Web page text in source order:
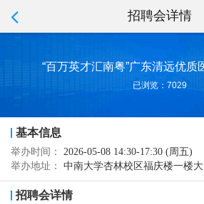
招聘会详情
“百万英才汇南粤”广东清远优质
已浏览：7029
基本信息
举办时间：
2026-05-08 14:30-17:30 (周五)
举办地址：
中南大学杏林校区福庆楼一楼
招聘会详情